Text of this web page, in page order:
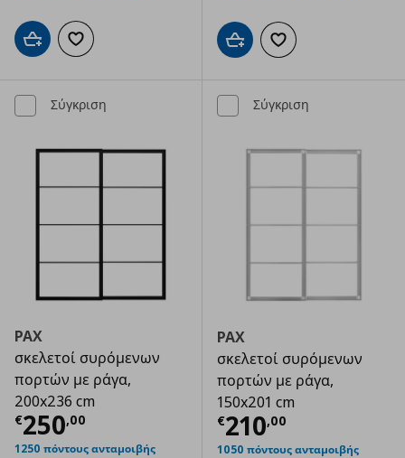
Προσθήκη στο καλάθι
Προσθήκη στα αγαπημένα Προσθήκη στο καλάθι
Προσθήκη στα
Σύγκριση
PAX
σκελετοί συρόμενων
πορτών με ράγα,
200x236 cm
€250,00
Τρέχουσα τιμή € 250,00
1250 πόντους ανταμοιβής
Σύγκριση
PAX
σκελετοί συρόμενων
πορτών με ράγα,
150x201 cm
€210,00
Τρέχουσα
1050 πόντους ανταμοιβής